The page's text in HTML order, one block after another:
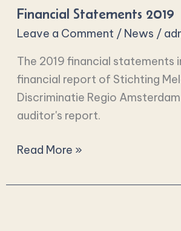
Financial Statements 2019
Leave a Comment / News /
The 2019 financial statements
financial report of Stichting
Discriminatie Regio
auditor's report.
2019
Read More »